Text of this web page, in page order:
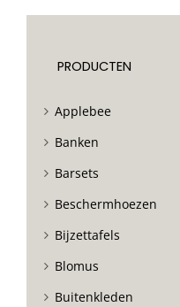
PRODUCTEN
Applebee
Banken
Barsets
Beschermhoezen
Bijzettafels
Blomus
Buitenkleden